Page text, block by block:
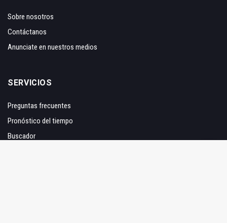
Sobre nosotros
Contáctanos
Anunciate en nuestros medios
SERVICIOS
Preguntas frecuentes
Pronóstico del tiempo
Buscador